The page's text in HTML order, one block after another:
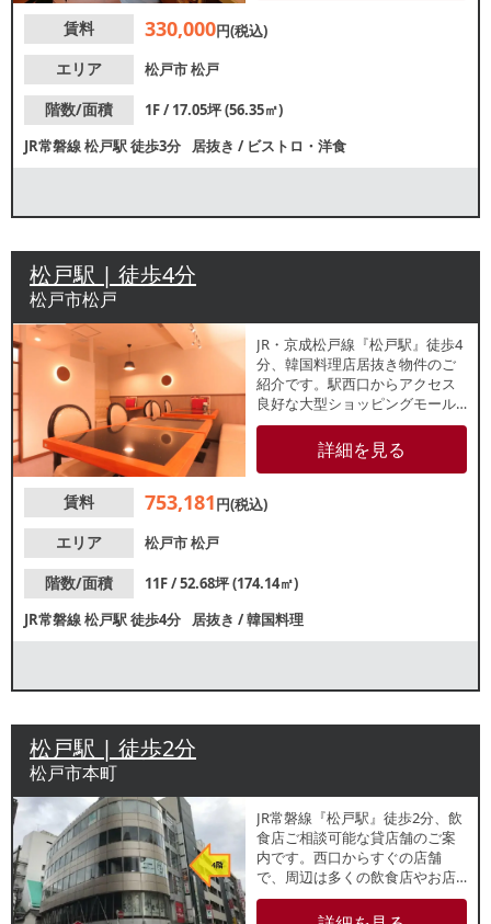
賃料 330,000円(税込)
エリア
松戸市松戸
階数/面積
1F / 17.05坪 (56.35㎡)
JR常磐線松戸駅徒歩3分 居抜き / ビストロ・洋食
松戸駅 | 徒歩4分
松戸市松戸
JR・京成松戸線『松戸駅』徒歩4
分、韓国料理店居抜き物件のご
紹介です。駅西口からアクセス
良好な大型ショッピングモール
内で、子供から大人まで幅広い
層の集客が期待できます。諸条
件等、お気軽にお問合せくださ
詳細を見る
賃料 753,181円(税込)
エリア
松戸市松戸
階数/面積
11F / 52.68坪 (174.14㎡)
JR常磐線松戸駅徒歩4分 居抜き /韓国料理
松戸駅 | 徒歩2分
松戸市本町
JR常磐線『松戸駅』徒歩2分、飲
食店ご相談可能な貸店舗のご案
内です。西口からすぐの店舗
で、周辺は多くの飲食店やお店
があり、賑わっております。駅
利用者を中心とした集客が期待